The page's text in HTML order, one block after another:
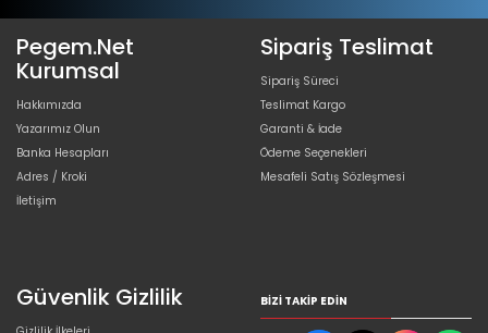
Pegem.Net
Kurumsal
Hakkımızda
Yazarımız Olun
Banka Hesapları
Adres / Kroki
İletişim
Sipariş Teslimat
Sipariş Süreci
Teslimat Kargo
Garanti & İade
Ödeme Seçenekleri
Mesafeli Satış Sözleşmesi
Güvenlik Gizlilik BIZI TAKIP EDIN